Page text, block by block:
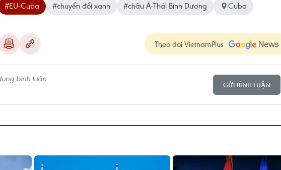
#EU-Cuba #chuyển đổi xanh #châu Á-Thái Bình Dương Cuba
Theo dõi VietnamPlus
GỬI BÌNH LUẬN